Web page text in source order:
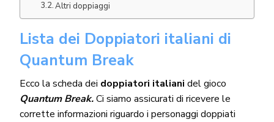
Altri doppiaggi
Lista dei Doppiatori italiani di
Quantum Break
Ecco la scheda dei doppiatori italiani del gioco
Quantum Break.Ci siamo assicurati di ricevere le
corrette informazioni riguardo i personaggi doppiati